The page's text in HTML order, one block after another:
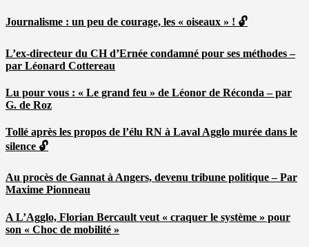
Journalisme : un peu de courage, les « oiseaux » ! 🔓
L’ex-directeur du CH d’Ernée condamné pour ses méthodes –
par Léonard Cottereau
Lu pour vous : « Le grand feu » de Léonor de Réconda – par
G. de Roz
Tollé après les propos de l’élu RN à Laval Agglo murée dans le
silence 🔓
Au procès de Gannat à Angers, devenu tribune politique – Par
Maxime Pionneau
A L’Agglo, Florian Bercault veut « craquer le système » pour
son « Choc de mobilité »